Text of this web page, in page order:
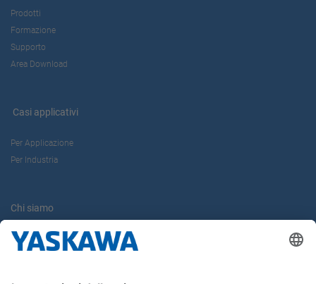
Prodotti
Formazione
Supporto
Area Download
Casi applicativi
Per Applicazione
Per Industria
Chi siamo
Yaskawa Europe Gmbh